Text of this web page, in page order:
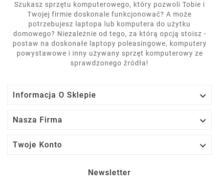
Szukasz sprzętu komputerowego, który pozwoli Tobie i
Twojej firmie doskonale funkcjonować? A może
potrzebujesz laptopa lub komputera do użytku
domowego? Niezależnie od tego, za którą opcją stoisz -
postaw na doskonałe laptopy poleasingowe, komputery
powystawowe i inny używany sprzęt komputerowy ze
sprawdzonego źródła!
Informacja O Sklepie 
Nasza Firma 
Twoje Konto 
Newsletter